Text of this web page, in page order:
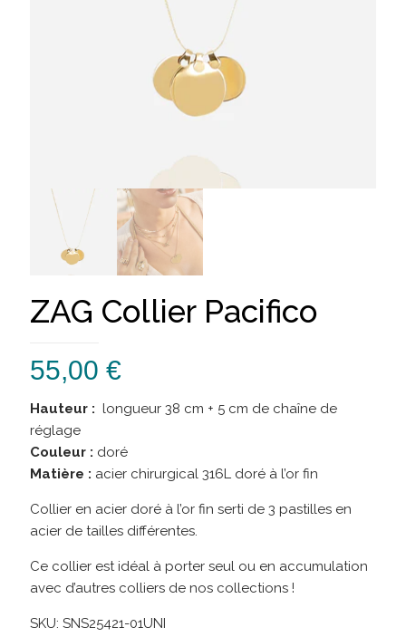
ZAG Collier Pacifico
55,00 €
Hauteur : longueur 38 cm + 5 cm de chaîne de
réglage
Couleur : doré
Matière : acier chirurgical 316L doré à l’or fin
Collier en acier doré à l’or fin serti de 3 pastilles en
acier de tailles différentes.
Ce collier est idéal à porter seul ou en accumulation
avec d’autres colliers de nos collections !
SKU: SNS25421-01UNI